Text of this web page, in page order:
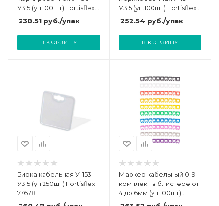
У3.5 (уп.100шт) Fortisflex
66783
238.51 руб./упак
В КОРЗИНУ
У3.5 (уп.100шт) Fortisflex
66781
252.54 руб./упак
В КОРЗИНУ
Бирка кабельная У-153
У3.5 (уп.250шт) Fortisflex
77678
Маркер кабельный 0-9
комплект в блистере от
4 до 6мм (уп.100шт)
Rexant 12-6062